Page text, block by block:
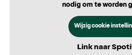
nodig om te worden
Wijzig cookie
Link naar